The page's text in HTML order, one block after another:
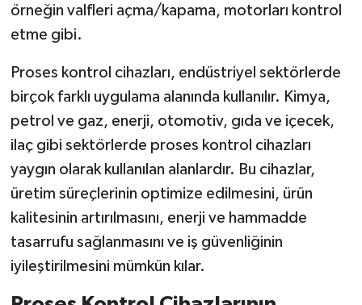
örneğin valfleri açma/kapama, motorları kontrol
etme gibi.
Proses kontrol cihazları, endüstriyel sektörlerde
birçok farklı uygulama alanında kullanılır. Kimya,
petrol ve gaz, enerji, otomotiv, gıda ve içecek,
ilaç gibi sektörlerde proses kontrol cihazları
yaygın olarak kullanılan alanlardır. Bu cihazlar,
üretim süreçlerinin optimize edilmesini, ürün
kalitesinin artırılmasını, enerji ve hammadde
tasarrufu sağlanmasını ve iş güvenliğinin
iyileştirilmesini mümkün kılar.